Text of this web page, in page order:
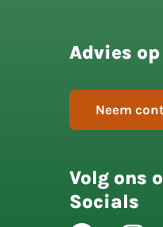
Advies
Neem
Volg ons
Socials